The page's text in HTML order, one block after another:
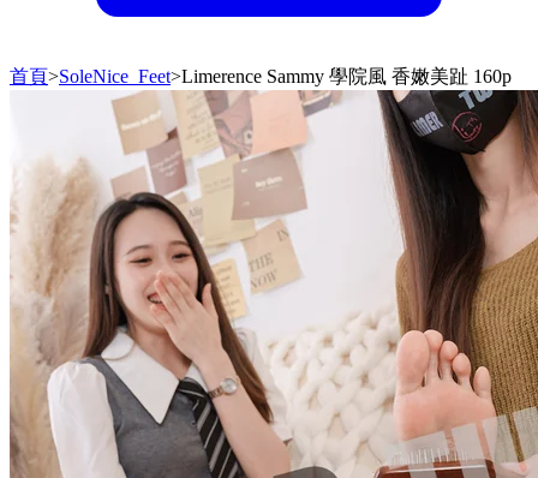
首頁>SoleNice_Feet>Limerence Sammy 學院風 香嫩美趾 160p